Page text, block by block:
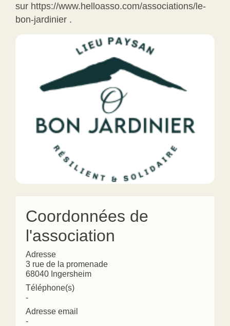
sur https://www.helloasso.com/associations/le-
bon-jardinier .
Coordonnées de
l'association
Adresse
3 rue de la promenade
68040 Ingersheim
Téléphone(s)
-
Adresse email
-